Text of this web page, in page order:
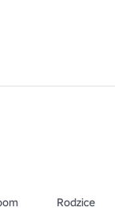
Rodzice